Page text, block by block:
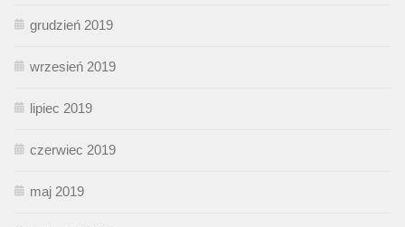
grudzień 2019
wrzesień 2019
lipiec 2019
czerwiec 2019
maj 2019